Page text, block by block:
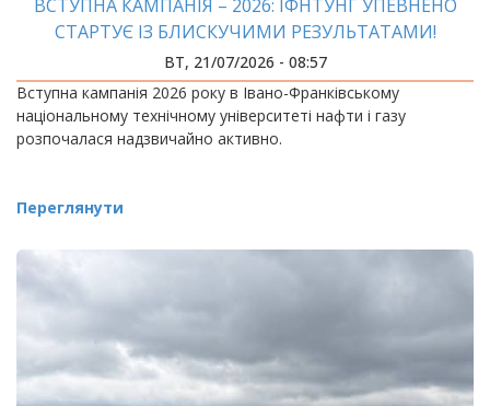
ВСТУПНА КАМПАНІЯ – 2026: ІФНТУНГ УПЕВНЕНО
СТАРТУЄ ІЗ БЛИСКУЧИМИ РЕЗУЛЬТАТАМИ!
ВТ, 21/07/2026 - 08:57
Вступна кампанія 2026 року в Івано-Франківському
національному технічному університеті нафти і газу
розпочалася надзвичайно активно.
Переглянути